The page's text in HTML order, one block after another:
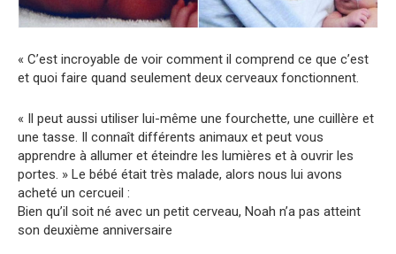
« C’est incroyable de voir comment il comprend ce que c’est
et quoi faire quand seulement deux cerveaux fonctionnent.
« Il peut aussi utiliser lui-même une fourchette, une cuillère et
une tasse. Il connaît différents animaux et peut vous
apprendre à allumer et éteindre les lumières et à ouvrir les
portes. » Le bébé était très malade, alors nous lui avons
acheté un cercueil :
Bien qu’il soit né avec un petit cerveau, Noah n’a pas atteint
son deuxième anniversaire